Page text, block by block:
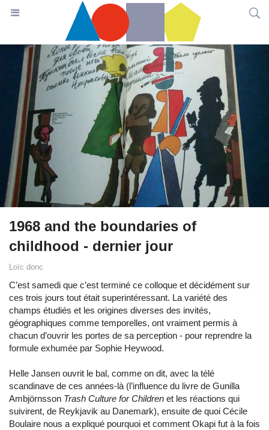
1968 and the boundaries of
childhood - dernier jour
Loïc donc
C’est samedi que c’est terminé ce colloque et décidément sur
ces trois jours tout était superintéressant. La variété des
champs étudiés et les origines diverses des invités,
géographiques comme temporelles, ont vraiment permis à
chacun d’ouvrir les portes de sa perception - pour reprendre la
formule exhumée par Sophie Heywood.
Helle Jansen ouvrit le bal, comme on dit, avec la télé
scandinave de ces années-là (l’influence du livre de Gunilla
Ambjörnsson Trash Culture for Children et les réactions qui
suivirent, de Reykjavik au Danemark), ensuite de quoi Cécile
Boulaire nous a expliqué pourquoi et comment Okapi fut à la fois